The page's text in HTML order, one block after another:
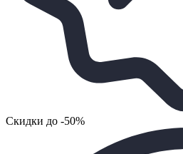
Cкидки до -50%